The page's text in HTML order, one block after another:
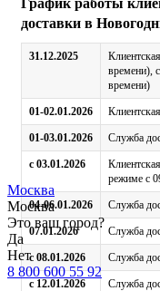
доставки в
31.12.2025
времени),
времени)
01-02.01.2026
01-03.01.2026 Служба
с 03.01.2026
режиме с
04-06.01.2026 Служба
07.01.2026 Служба
с 08.01.2026 Служба
с 12.01.2026 Служба
Москва
Москва
Это ваш город?
Да
Нет
8 800 600 55 92